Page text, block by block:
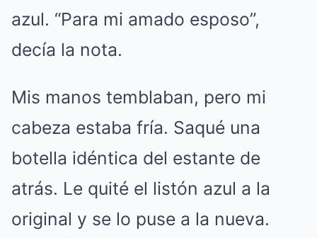
azul. “Para mi amado esposo”,
decía la nota.
Mis manos temblaban, pero mi
cabeza estaba fría. Saqué una
botella idéntica del estante de
atrás. Le quité el listón azul a la
original y se lo puse a la nueva.